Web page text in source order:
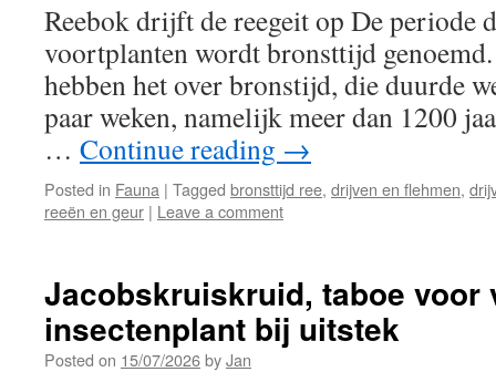
Reebok drijft de reegeit op De periode
voortplanten wordt bronsttijd
hebben het over bronstijd, die duurde
paar weken, namelijk meer dan 1200
… Continue reading →
Posted in Fauna | Tagged bronsttijd ree, drijven en flehmen,
reeën en geur | Leave a comment
Jacobskruiskruid, taboe voor
insectenplant bij uitstek
Posted on 15/07/2026byJan